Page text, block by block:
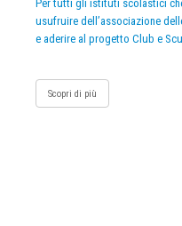
Per tutti gli istituti scolastici
usufruire dell’associazione
e aderire al progetto Club e
Scopri di più